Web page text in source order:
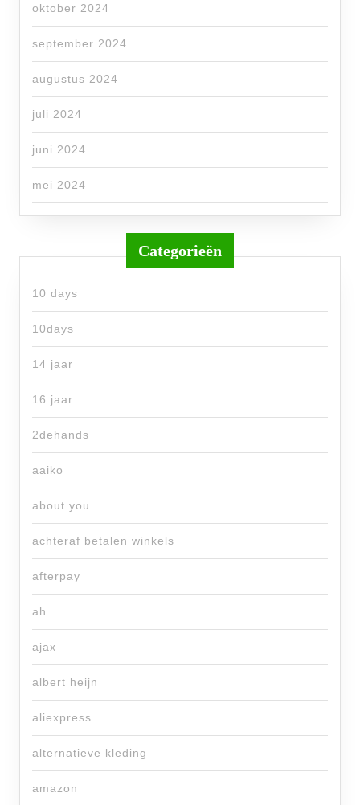
oktober 2024
september 2024
augustus 2024
juli 2024
juni 2024
mei 2024
Categorieën
10 days
10days
14 jaar
16 jaar
2dehands
aaiko
about you
achteraf betalen winkels
afterpay
ah
ajax
albert heijn
aliexpress
alternatieve kleding
amazon